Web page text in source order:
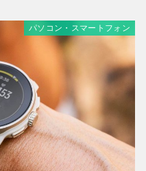
パソコン・スマートフォン